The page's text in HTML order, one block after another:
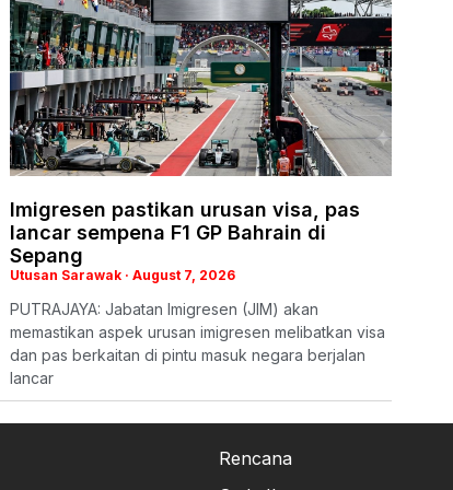
Imigresen pastikan urusan visa, pas
lancar sempena F1 GP Bahrain di
Sepang
Utusan Sarawak August 7, 2026
PUTRAJAYA: Jabatan Imigresen (JIM) akan
memastikan aspek urusan imigresen melibatkan visa
dan pas berkaitan di pintu masuk negara berjalan
lancar
Rencana